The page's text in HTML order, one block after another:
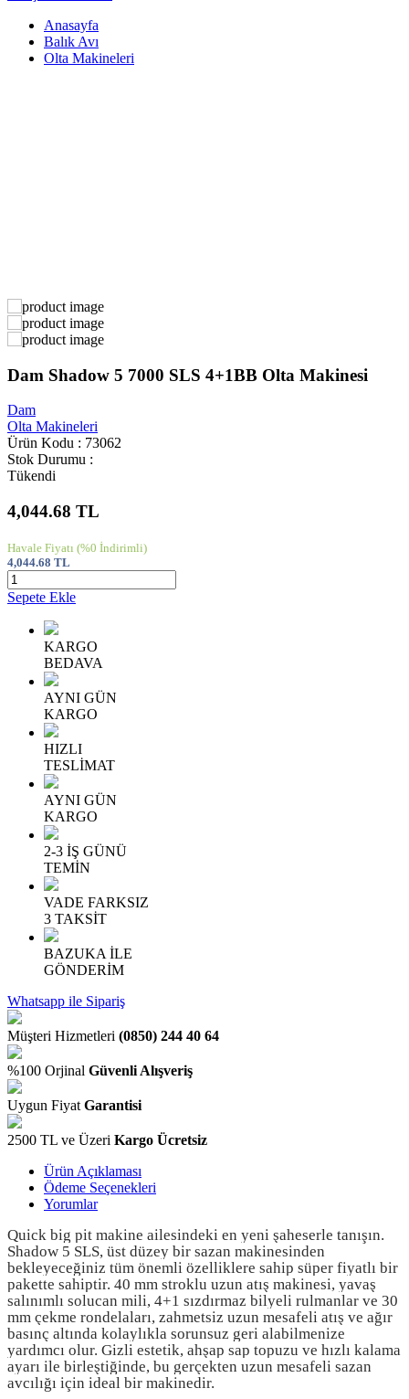
Anasayfa
Balık Avı
Olta Makineleri
Dam Shadow 5 7000 SLS 4+1BB Olta Makinesi
Dam
Olta Makineleri
Ürün Kodu : 73062
Stok Durumu :
Tükendi
4,044.68 TL
Havale Fiyatı (%0 İndirimli)
4,044.68 TL
Sepete Ekle
KARGO
BEDAVA
AYNI GÜN
KARGO
HIZLI
TESLİMAT
AYNI GÜN
KARGO
2-3 İŞ GÜNÜ
TEMİN
VADE FARKSIZ
3 TAKSİT
BAZUKA İLE
GÖNDERİM
Whatsapp ile Sipariş
Müşteri Hizmetleri (0850) 244 40 64
%100 Orjinal Güvenli Alışveriş
Uygun Fiyat Garantisi
2500 TL ve Üzeri Kargo Ücretsiz
Ürün Açıklaması
Ödeme Seçenekleri
Yorumlar
Quick big pit makine ailesindeki en yeni şaheserle tanışın.
Shadow 5 SLS, üst düzey bir sazan makinesinden
bekleyeceğiniz tüm önemli özelliklere sahip süper fiyatlı bir
pakette sahiptir. 40 mm stroklu uzun atış makinesi, yavaş
salınımlı solucan mili, 4+1 sızdırmaz bilyeli rulmanlar ve 30
mm çekme rondelaları, zahmetsiz uzun mesafeli atış ve ağır
basınç altında kolaylıkla sorunsuz geri alabilmenize
yardımcı olur. Gizli estetik, ahşap sap topuzu ve hızlı kalama
ayarı ile birleştiğinde, bu gerçekten uzun mesafeli sazan
avcılığı için ideal bir makinedir.